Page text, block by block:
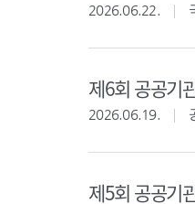
2026.06.22.
제6회 공공기
2026.06.19.
제5회 공공기